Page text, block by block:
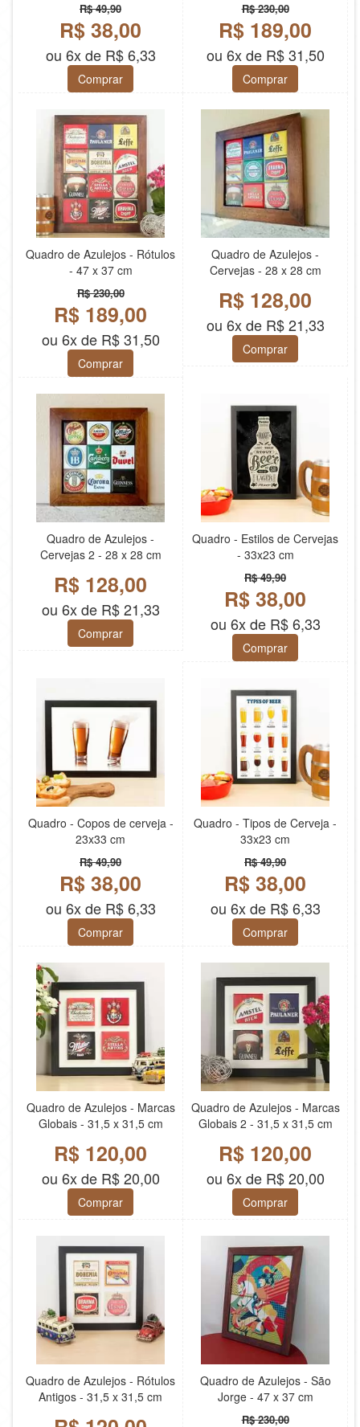
R$ 49,90
R$ 38,00
ou 6x de R$ 6,33
Comprar
R$ 230,00
R$ 189,00
ou 6x de R$ 31,50
Comprar
Quadro de Azulejos - Rótulos
- 47 x 37 cm
R$ 230,00
R$ 189,00
ou 6x de R$ 31,50
Comprar
Quadro de Azulejos -
Cervejas - 28 x 28 cm
R$ 128,00
ou 6x de R$ 21,33
Comprar
Quadro de Azulejos -
Cervejas 2 - 28 x 28 cm
R$ 128,00
ou 6x de R$ 21,33
Comprar
Quadro - Estilos de Cervejas
- 33x23 cm
R$ 49,90
R$ 38,00
ou 6x de R$ 6,33
Comprar
Quadro - Copos de cerveja -
23x33 cm
R$ 49,90
R$ 38,00
ou 6x de R$ 6,33
Comprar
Quadro - Tipos de Cerveja -
33x23 cm
R$ 49,90
R$ 38,00
ou 6x de R$ 6,33
Comprar
Quadro de Azulejos - Marcas
Globais - 31,5 x 31,5 cm
R$ 120,00
ou 6x de R$ 20,00
Comprar
Quadro de Azulejos - Marcas
Globais 2 - 31,5 x 31,5 cm
R$ 120,00
ou 6x de R$ 20,00
Comprar
Quadro de Azulejos - Rótulos
Antigos - 31,5 x 31,5 cm
Quadro de Azulejos - São
Jorge - 47 x 37 cm
R$ 230,00